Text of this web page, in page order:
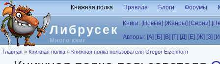
Перейти к основному содержанию
Либрусек
Много книг
Книжная полка Правила Блоги Форумы
Книги: [Новые] [Жанры] [Серии]
Авторы: [А] [Б] [В] [Г] [Д] [Е] [Ж] [З]
Вы здесь
Главная » Книжная полка » Книжная полка пользователя Gregor Eizenhorn